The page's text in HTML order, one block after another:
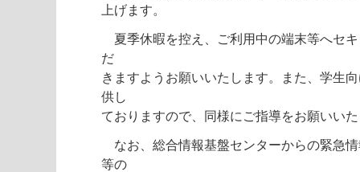
上げます。
夏季休暇を控え、ご利用中の端末等へセ
だ
きますようお願いいたします。また、学生
供し
ておりますので、同様にご指導をお願いい
なお、総合情報基盤センターからの緊急
等の